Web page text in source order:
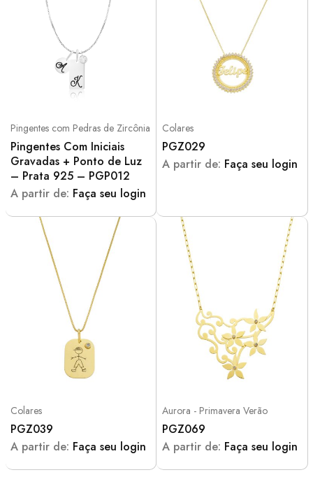
Pingentes com Pedras de Zircônia
Pingentes Com Iniciais
Gravadas + Ponto de Luz
– Prata 925 – PGP012
A partir de: Faça seu login
Colares
PGZ029
A partir de: Faça seu login
Colares
PGZ039
A partir de: Faça seu login
Aurora - Primavera Verão
PGZ069
A partir de: Faça seu login